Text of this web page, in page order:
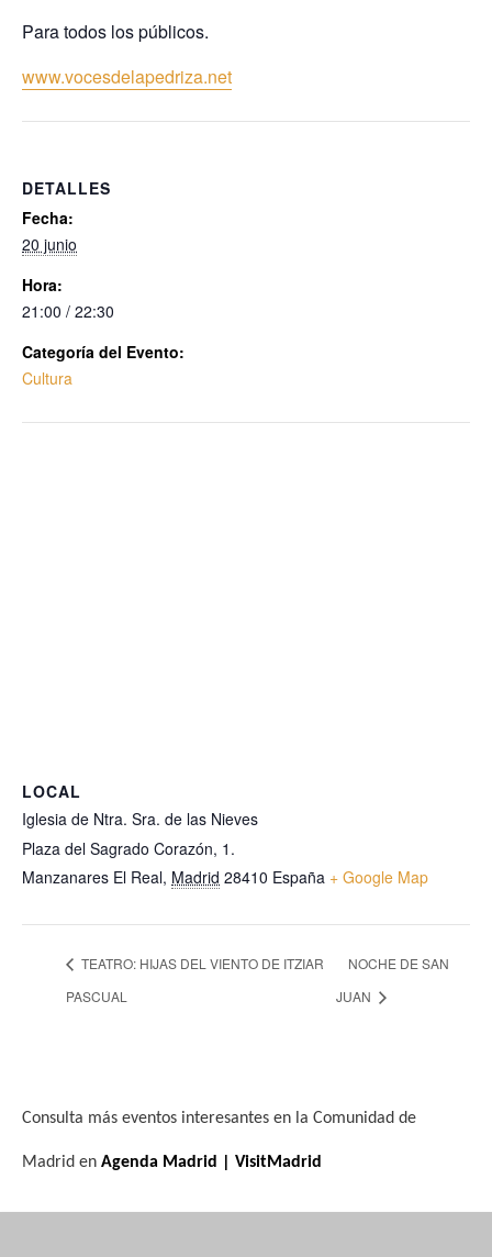
Para todos los públicos.
www.vocesdelapedriza.net
DETALLES
Fecha:
20 junio
Hora:
21:00 / 22:30
Categoría del Evento:
Cultura
LOCAL
Iglesia de Ntra. Sra. de las Nieves
Plaza del Sagrado Corazón, 1.
Manzanares El Real, Madrid 28410 España + Google Map
TEATRO: HIJAS DEL VIENTO DE ITZIAR
PASCUAL
NOCHE DE SAN
JUAN
Consulta más eventos interesantes en la Comunidad de
Madrid en Agenda Madrid | VisitMadrid